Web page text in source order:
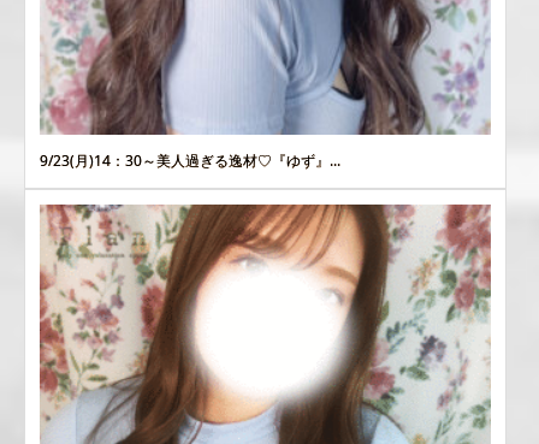
9/23(月)14：30～美人過ぎる逸材♡『ゆず』...